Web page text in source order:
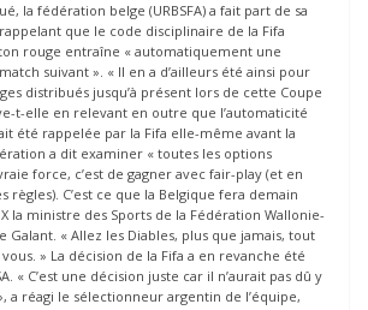
la fédération belge (URBSFA) a fait part de sa
que le code disciplinaire de la Fifa
rouge entraîne « automatiquement une
suivant ». « Il en a d’ailleurs été ainsi pour
distribués jusqu’à présent lors de cette Coupe
t-elle en relevant en outre que l’automaticité
été rappelée par la Fifa elle-même avant la
a dit examiner « toutes les options
force, c’est de gagner avec fair-play (et en
règles). C’est ce que la Belgique fera demain
la ministre des Sports de la Fédération Wallonie-
Galant. « Allez les Diables, plus que jamais, tout
» La décision de la Fifa a en revanche été
« C’est une décision juste car il n’aurait pas dû y
a réagi le sélectionneur argentin de l’équipe,